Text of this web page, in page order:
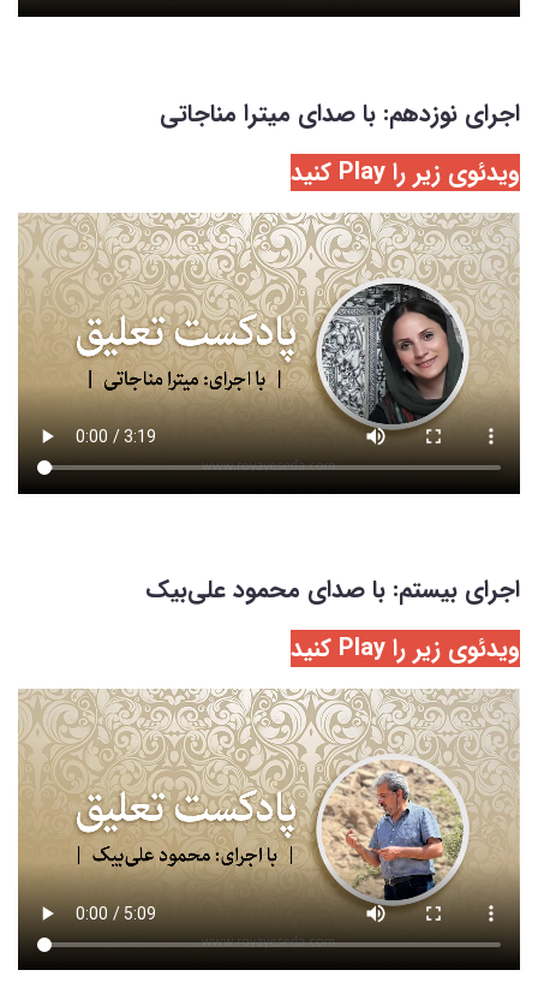
اجرای نوزدهم: با صدای میترا مناجاتی
ویدئوی زیر را Play کنید
اجرای بیستم: با صدای محمود علی‌بیک
ویدئوی زیر را Play کنید